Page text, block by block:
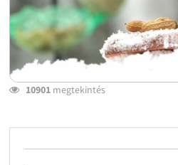
10901megtekintés